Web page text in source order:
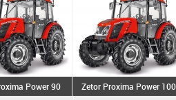
Power 90 Zetor Proxima Power 100